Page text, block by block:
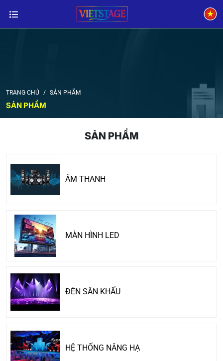
TRANG CHỦ SẢN PHẨM
SẢN PHẨM
SẢN PHẨM
ÂM THANH
MÀN HÌNH LED
ĐÈN SÂN KHẤU
HỆ THỐNG NÂNG HẠ